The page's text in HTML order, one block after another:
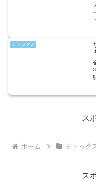
デトックス
ス
ホーム デトック
ス